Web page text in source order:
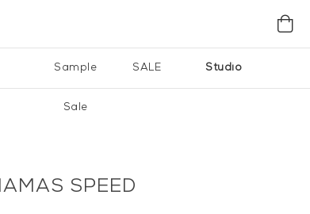
Studio
Sample
Sale
SALE
SPEED